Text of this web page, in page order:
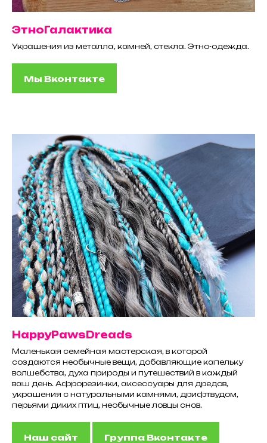
ЭтноГалактика
Украшения из металла, камней, стекла. Этно-одежда.
Мы Вконтакте
HappyPawsDreads
Маленькая семейная мастерская, в которой
создаются необычные вещи, добавляющие капельку
волшебства, духа природы и путешествий в каждый
ваш день. Афрорезинки, аксессуары для дредов,
украшения с натуральными камнями, дрифтвудом,
перьями диких птиц, необычные ловцы снов.
Наш сайт Группа Вконтакте